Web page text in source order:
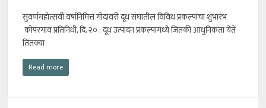
सुवर्णमहोत्सवी वर्षानिमित्त गोदावरी दूध संघातील विविध प्रकल्पांचा शुभारंभ
कोपरगाव प्रतिनिधी, दि. २० : दूध उत्पादन प्रकल्पामध्ये जितकी आधुनिकता येते
तितक्या
Read more